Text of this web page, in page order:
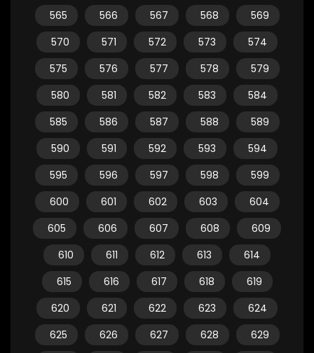
565
566 567 568
569
570
571 572 573
574
575
576 577 578
579
580
581 582 583
584
585
586 587 588
589
590
591 592 593
594
595
596 597 598
599
600
601 602 603
604
605
606 607 608
609
610
611 612 613
614
615
616 617 618
619
620
621 622 623
624
625
626 627 628
629